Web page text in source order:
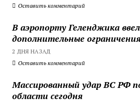
Оставить комментарий
В аэропорту Геленджика
дополнительные
2 ДНЯ НАЗАД
Оставить комментарий
Массированный удар ВС РФ
области сегодня